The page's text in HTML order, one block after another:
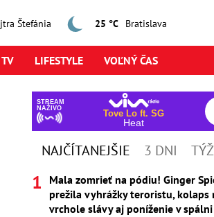
Štefánia 25 °C
LIFESTYLE VOĽNÝ ČAS
STREAM
NAŽIVO
Tove Lo ft. SG
Heat
NAJČÍTANEJŠIE 3 DNI
Mala zomrieť na pódiu! Ginger
prežila vyhrážky teroristu, kolaps
vrchole slávy aj poníženie v spálni